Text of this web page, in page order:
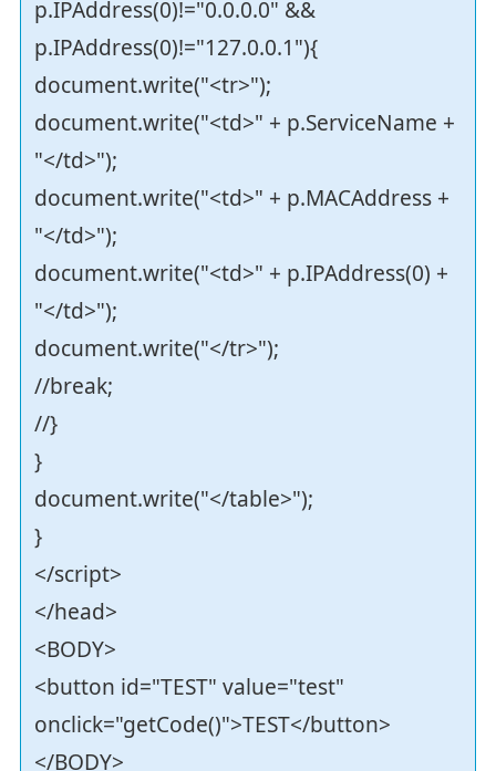
p.IPAddress(0)!="0.0.0.0" &&
p.IPAddress(0)!="127.0.0.1"){
document.write("<tr>");
document.write("<td>" + p.ServiceName +
"</td>");
document.write("<td>" + p.MACAddress +
"</td>");
document.write("<td>" + p.IPAddress(0) +
"</td>");
document.write("</tr>");
//break;
//}
}
document.write("</table>");
}
</script>
</head>
<BODY>
<button id="TEST" value="test"
onclick="getCode()">TEST</button>
</BODY>